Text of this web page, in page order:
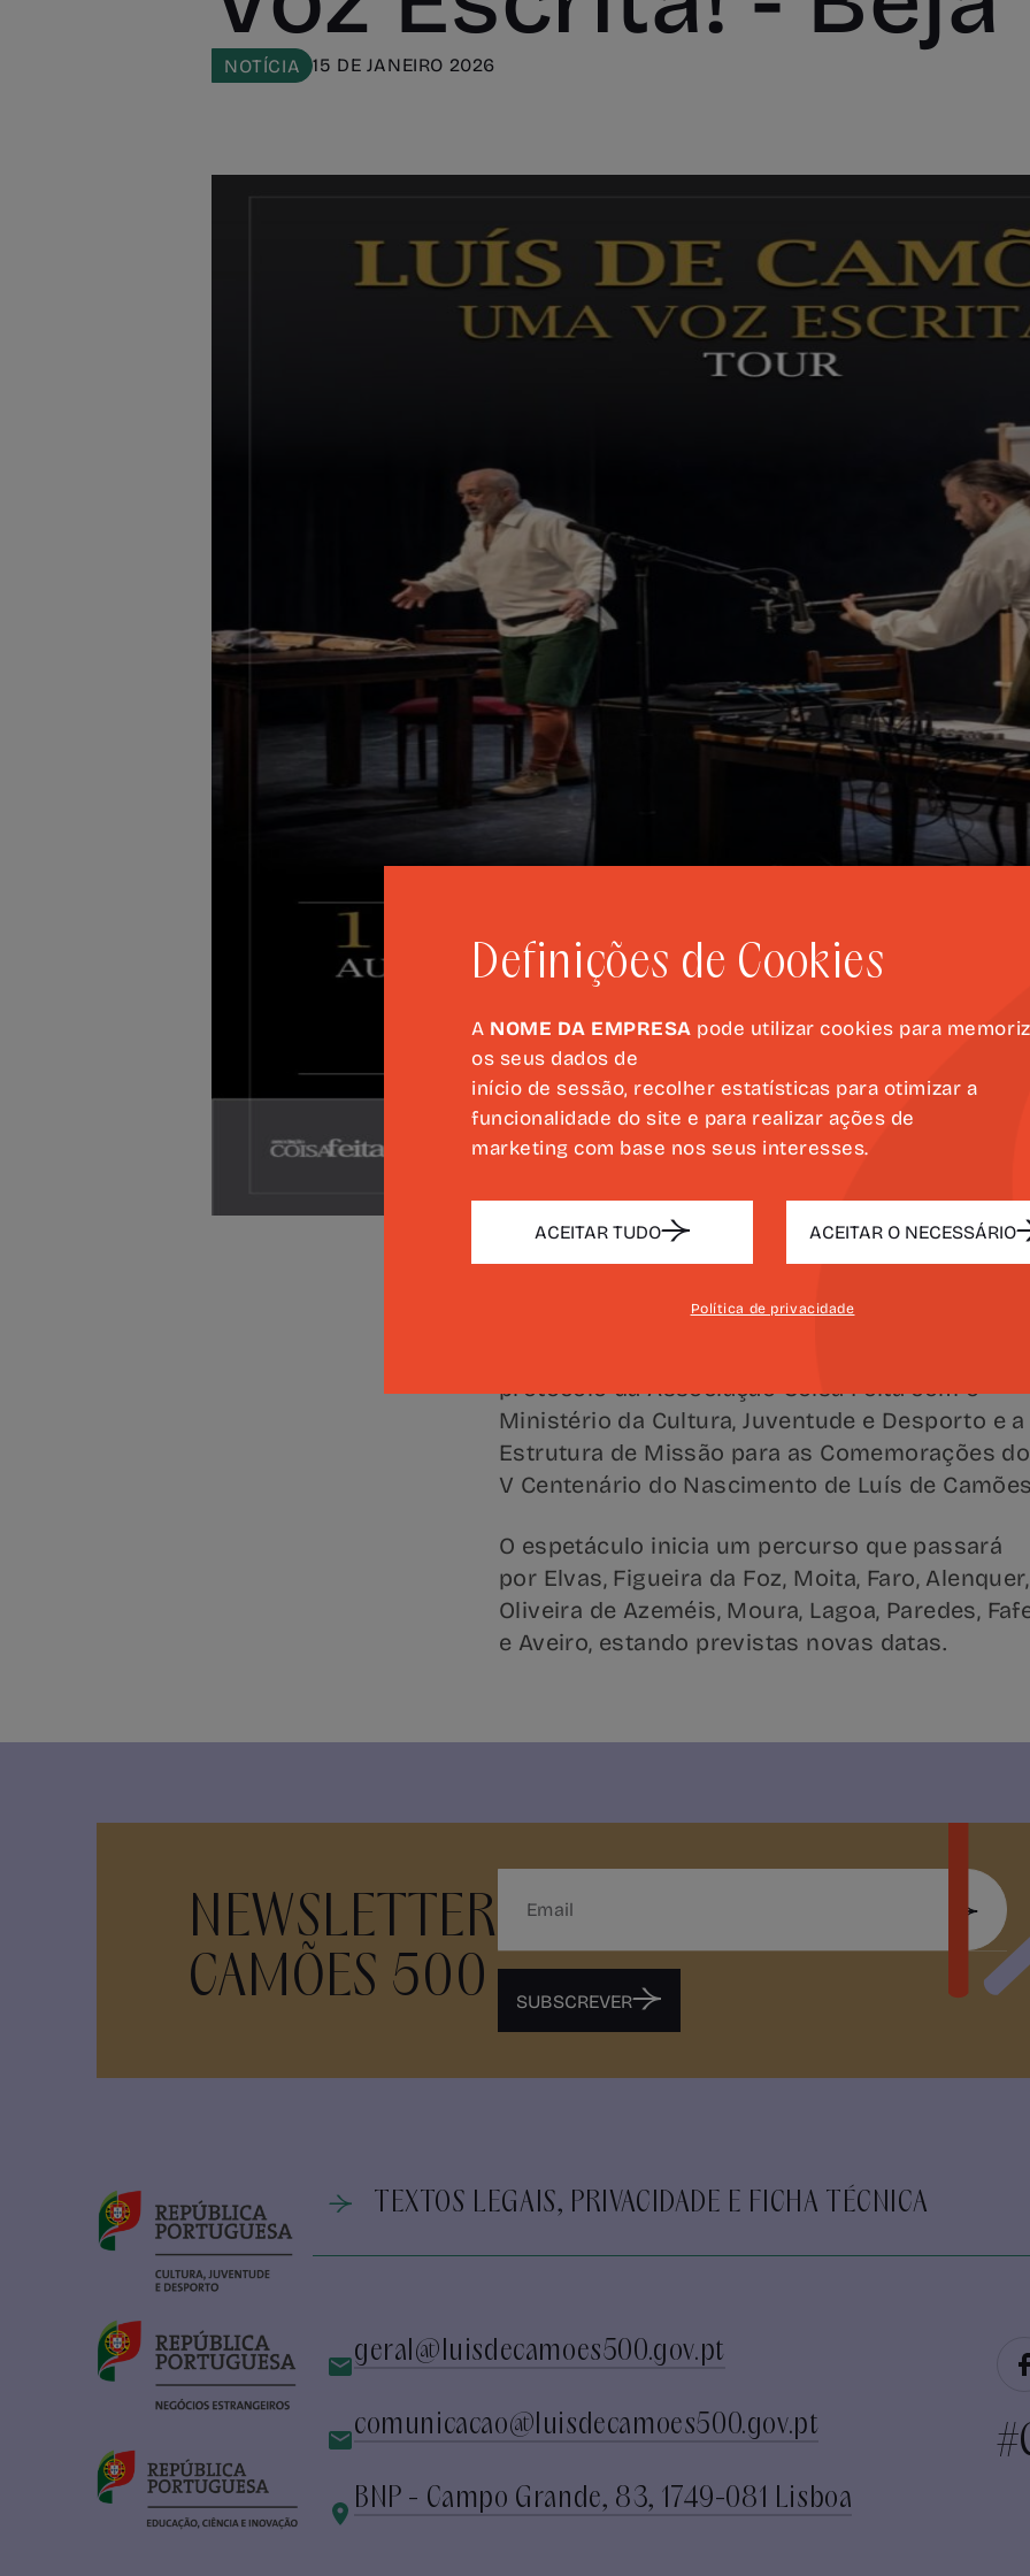
NOTÍCIA 15 DE JANEIRO 2026
Arranca hoje, em Beja, a digressão nacional
protocolo da Associação Coisa Feita com o
Ministério da Cultura, Juventude e Desporto e a
Estrutura de Missão para as Comemorações do
V Centenário do Nascimento de Luís de
O espetáculo inicia um percurso que passará
por Elvas, Figueira da Foz, Moita, Faro, Alenquer,
Oliveira de Azeméis, Moura, Lagoa, Paredes,
e Aveiro, estando previstas novas datas.
NEWSLETTER
CAMÕES 500
SUBSCREVER
TEXTOS LEGAIS, PRIVACIDADE E FICHA TÉCNICA
geral@luisdecamoes500.gov.pt
comunicacao@luisdecamoes500.gov.pt
BNP - Campo Grande, 83, 1749-081 Lisboa
Definições de Cookies
A NOME DA EMPRESA pode utilizar cookies para
os seus dados de
início de sessão, recolher estatísticas para otimizar a
funcionalidade do site e para realizar ações de
marketing com base nos seus interesses.
ACEITAR TUDO ACEITAR O NECESSÁRIO
Política de privacidade